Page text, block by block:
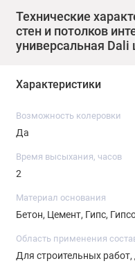
универсальными
общей массы краски.
NCS 1950, Nova 2024,
Технические
стен и потолков
универсальная Dali
Характеристики
Возможность колеровки
Да
Время высыхания, часов
2
Материал основания
Бетон, Цемент, Гипс,
Область применения
Для строительных